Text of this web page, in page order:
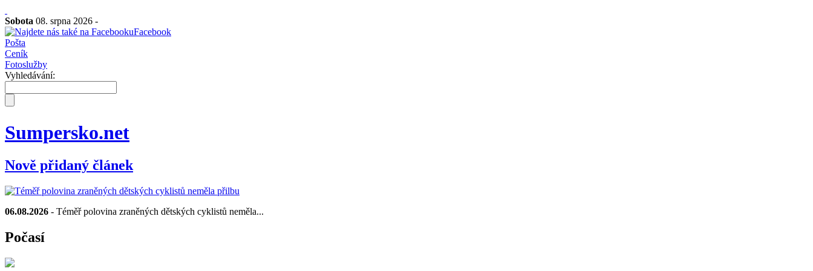
Sobota 08. srpna 2026 -
Facebook
Pošta
Ceník
Fotoslužby
Vyhledávání:
Sumpersko.net
Nově přidaný článek
06.08.2026 - Téměř polovina zraněných dětských cyklistů neměla...
Počasí